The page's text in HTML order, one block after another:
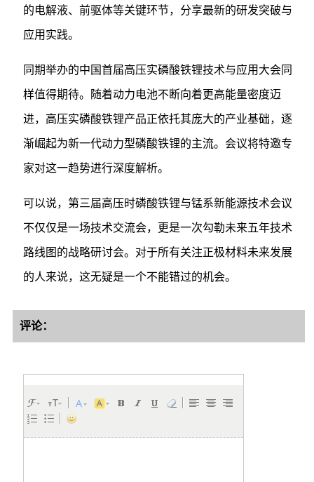
的电解液、前驱体等关键环节，分享最新的研发突破与
应用实践。
同期举办的中国首届高压实磷酸铁锂技术与应用大会同
样值得期待。随着动力电池不断向着更高能量密度迈
进，高压实磷酸铁锂产品正依托其庞大的产业基础，逐
渐崛起为新一代动力型磷酸铁锂的主流。会议将特邀专
家对这一趋势进行深度解析。
可以说，第三届高压时磷酸铁锂与锰系新能源技术会议
不仅仅是一场技术交流会，更是一次勾勒未来五年技术
路线图的战略研讨会。对于所有关注正极材料未来发展
的人来说，这无疑是一个不能错过的机会。
评论：